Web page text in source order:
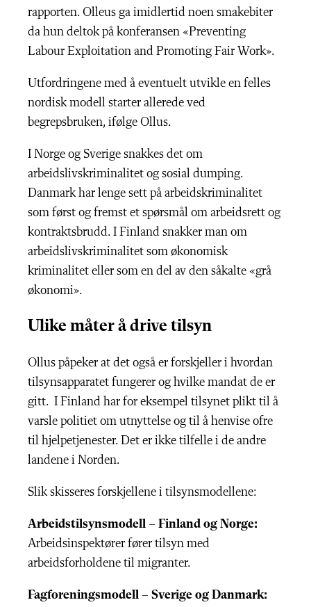
rapporten. Olleus ga imidlertid noen smakebiter
da hun deltok på konferansen «Preventing
Labour Exploitation and Promoting Fair Work».
Utfordringene med å eventuelt utvikle en felles
nordisk modell starter allerede ved
begrepsbruken, ifølge Ollus.
I Norge og Sverige snakkes det om
arbeidslivskriminalitet og sosial dumping.
Danmark har lenge sett på arbeidskriminalitet
som først og fremst et spørsmål om arbeidsrett og
kontraktsbrudd. I Finland snakker man om
arbeidslivskriminalitet som økonomisk
kriminalitet eller som en del av den såkalte «grå
økonomi».
Ulike måter å drive tilsyn
Ollus påpeker at det også er forskjeller i hvordan
tilsynsapparatet fungerer og hvilke mandat de er
gitt. I Finland har for eksempel tilsynet plikt til å
varsle politiet om utnyttelse og til å henvise ofre
til hjelpetjenester. Det er ikke tilfelle i de andre
landene i Norden.
Slik skisseres forskjellene i tilsynsmodellene:
Arbeidstilsynsmodell – Finland og Norge:
Arbeidsinspektører fører tilsyn med
arbeidsforholdene til migranter.
Fagforeningsmodell – Sverige og Danmark: